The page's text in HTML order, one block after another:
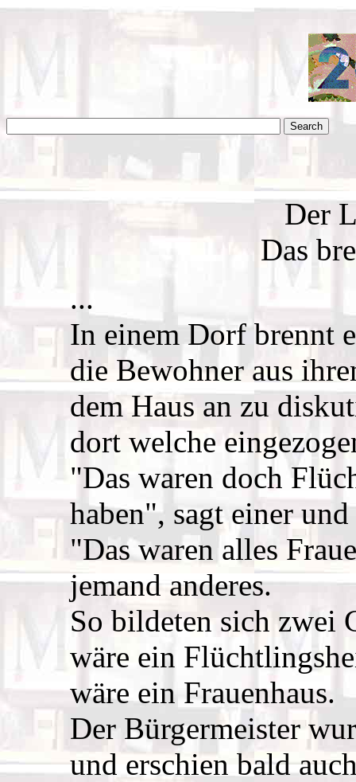
Der
Das
...
In einem Dorf brennt
die Bewohner aus
dem Haus an zu
dort welche
"Das waren doch
haben", sagt einer
"Das waren alles
jemand anderes.
So bildeten sich zwei
wäre ein
wäre ein Frauenhaus.
Der Bürgermeister
und erschien bald